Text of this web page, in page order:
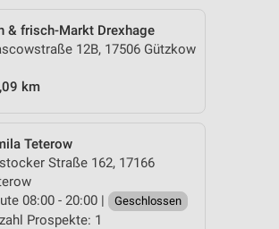
& frisch-Markt Drexhage
12B, 17506 Gützkow
km
Teterow
Straße 162, 17166
08:00 - 20:00 |
Geschlossen
Prospekte: 1